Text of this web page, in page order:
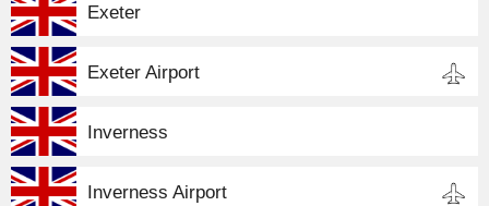
Exeter
Exeter Airport
Inverness
Inverness Airport